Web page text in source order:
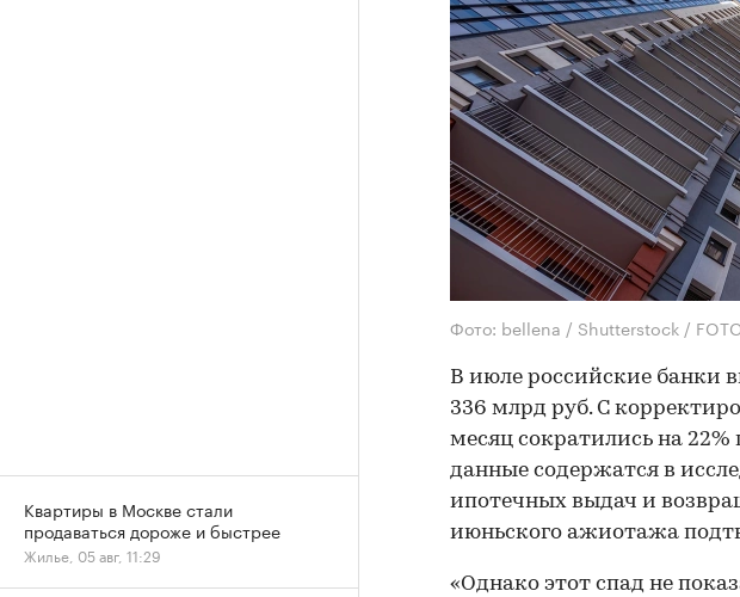
Фото: bellena / Shutterstock /
В июле российские банки
336 млрд руб. С
месяц сократились на 22%
данные содержатся в
ипотечных выдач и
июньского ажиотажа
«Однако этот спад не
Квартиры в Москве стали
продаваться дороже и быстрее
Жилье, 05 авг, 11:29